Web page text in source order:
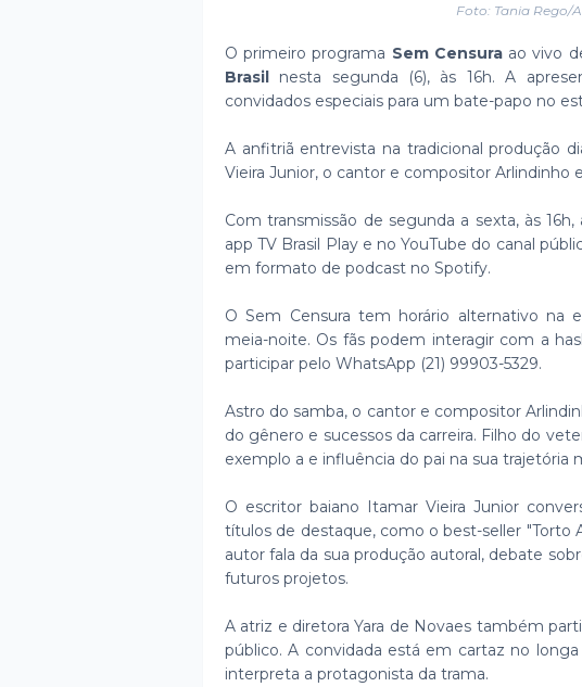
Foto: Tania Rego/
O primeiro programa Sem Censuraao vivo
Brasil nesta segunda (6), às 16h. A
convidados especiais para um bate-papo no
A anfitriã entrevista na tradicional produção
Vieira Junior, o cantor e compositor Arlindinho
Com transmissão de segunda a sexta, às
app TV Brasil Play e no YouTube do canal
em formato de podcast no Spotify.
O Sem Censura tem horário alternativo na
meia-noite. Os fãs podem interagir com a
participar pelo WhatsApp (21) 99903-5329.
Astro do samba, o cantor e compositor
do gênero e sucessos da carreira. Filho do
exemplo a e influência do pai na sua trajetória
O escritor baiano Itamar Vieira Junior
títulos de destaque, como o best-seller "Torto
autor fala da sua produção autoral, debate
futuros projetos.
A atriz e diretora Yara de Novaes também
público. A convidada está em cartaz no
interpreta a protagonista da trama.